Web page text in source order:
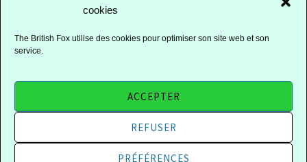
cookies
The British Fox utilise des cookies pour optimiser son site web et son
service.
ACCEPTER
REFUSER
PRÉFÉRENCES
FACEBOOK
INSTAGRAM
FIÈREMENT PROPULSÉ PAR
|
THÈME : DARA PAR